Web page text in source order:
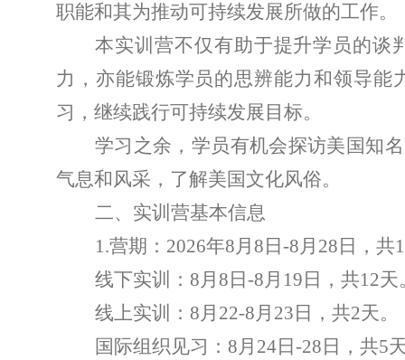
职能和其为推动可持续发展所做的工作。
本实训营不仅有助于提升学员的谈
力，亦能锻炼学员的思辨能力和领导
习，继续践行可持续发展目标。
学习之余，学员有机会探访美国知
气息和风采，了解美国文化风俗。
二、实训营基本信息
1.营期： 2026年8月 8 日 -8月 28 日，共
线下实训： 8月 8 日 -8月 19 日，共12天
线上实训： 8月 22-8月 23 日，共2天。
国际组织见习： 8月 24日 -28 日，共5